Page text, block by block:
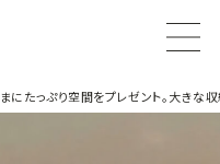
にたっぷり空間をプレゼント。大きな